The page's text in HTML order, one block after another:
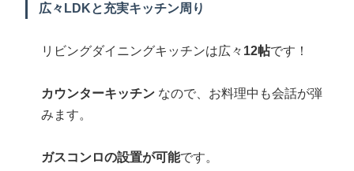
️ 広々LDKと充実キッチン周り
リビングダイニングキッチンは広々 12帖です！
カウンターキッチンなので、お料理中も会話が弾
みます。
ガスコンロの設置が可能です。